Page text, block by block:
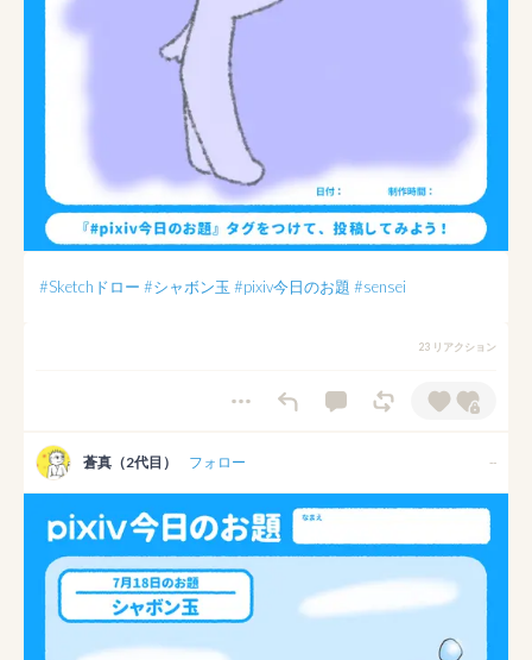
#Sketchドロー #シャボン玉 #pixiv今日のお題 #sensei
23 リアクション
蒼真（2代目） フォロー --